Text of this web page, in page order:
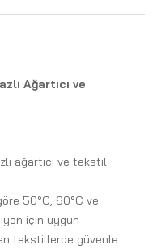
Ağartıcı ve
ağartıcı ve tekstil
50°C, 60°C ve
için uygun
tekstillerde güvenle